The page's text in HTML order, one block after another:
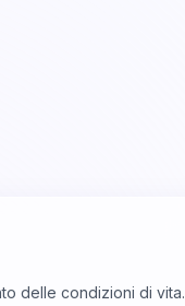
delle condizioni di vita.